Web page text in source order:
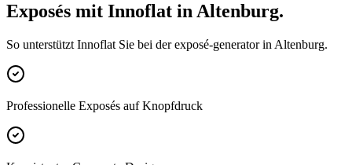
Exposés mit Innoflat in Altenburg.
So unterstützt Innoflat Sie bei der exposé-generator in Altenburg.
Professionelle Exposés auf Knopfdruck